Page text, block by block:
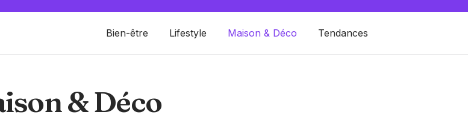
Bien-être Lifestyle Maison & Déco Tendances
& Déco